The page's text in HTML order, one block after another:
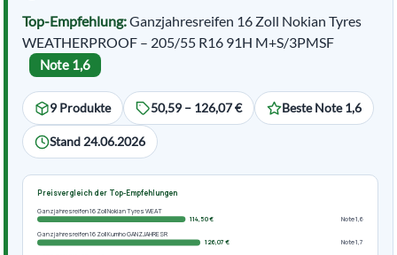
Top-Empfehlung:Ganzjahresreifen 16 Zoll Nokian Tyres
WEATHERPROOF – 205/55 R16 91H M+S/3PMSF
Note 1,6
9 Produkte 50,59 – 126,07 € Beste Note 1,6
Stand 24.06.2026
Preisvergleich der Top-Empfehlungen
Ganzjahresreifen 16 Zoll Nokian Tyres WEAT
114,50 €
Note 1,6
Ganzjahresreifen 16 Zoll Kumho GANZJAHRESR
126,07 €
Note 1,7